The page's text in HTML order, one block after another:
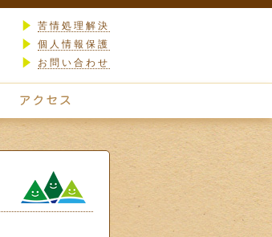
苦情処理解決
個人情報保護
お問い合わせ